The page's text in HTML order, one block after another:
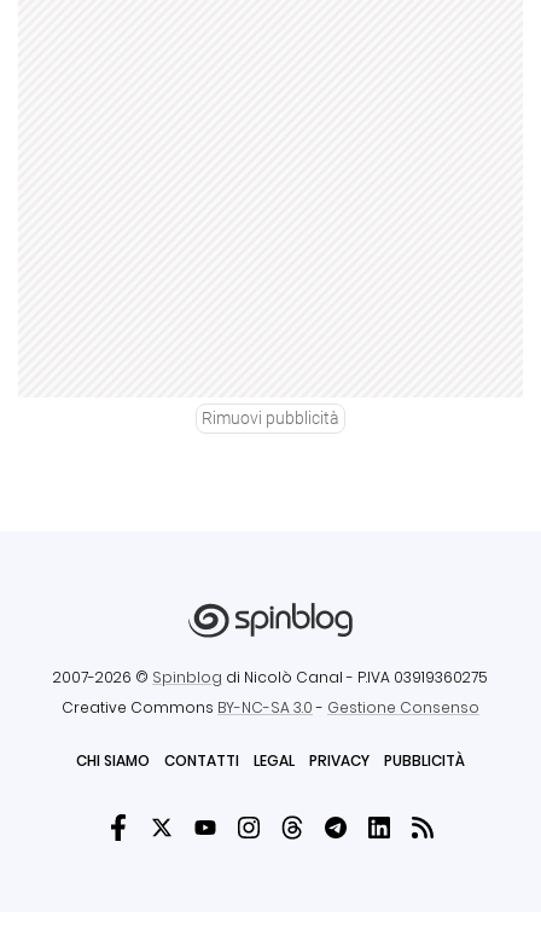
Rimuovi pubblicità
2007-2026 © Spinblog di Nicolò Canal - P.IVA 03919360275
Creative Commons BY-NC-SA 3.0- Gestione Consenso
CHI SIAMO CONTATTI LEGAL PRIVACY PUBBLICITÀ